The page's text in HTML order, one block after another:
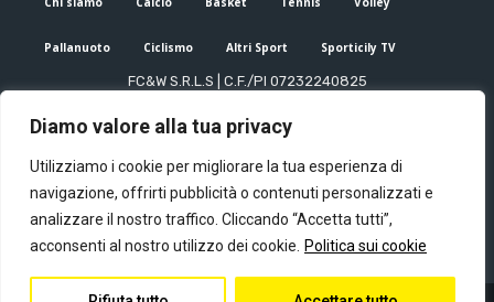
Diamo valore alla tua privacy
Utilizziamo i cookie per migliorare la tua esperienza di
navigazione, offrirti pubblicità o contenuti personalizzati e
analizzare il nostro traffico. Cliccando “Accetta tutti”,
acconsenti al nostro utilizzo dei cookie.
Politica sui cookie
Pallanuoto Ciclismo Altri Sport Sporticily TV
FC&W S.R.L.S | C.F./PI 07232240825
Editore e direttore responsabile: Francesco Cammuca | Registro
Mail: info@sporticily.it| Telefono:+39 371 788 7216